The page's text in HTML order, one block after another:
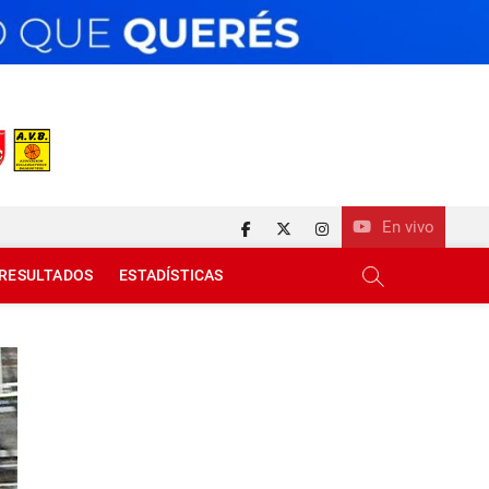
En vivo
facebook
twitterinstagram
RESULTADOS ESTADÍSTICAS